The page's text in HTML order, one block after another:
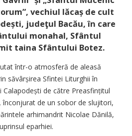
vechiul lăcaș de cult
judeţul Bacău, în care
monahal, Sfântul
taina Sfântului Botez.
într-o atmosferă de aleasă
săvârșirea Sfintei Liturghii în
de către Prea­sfințitul
de un sobor de slujitori,
arhimandrit Nicolae Dănilă,
eparhiei.